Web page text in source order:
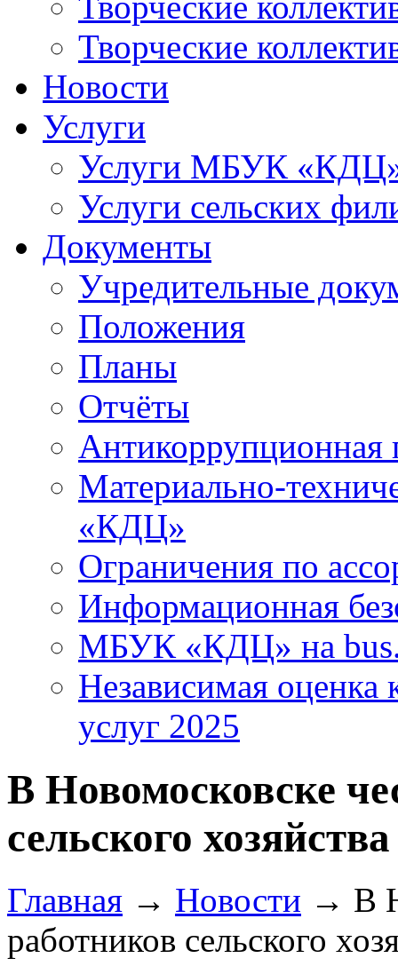
Творческие
Новости
Услуги
Услуги МБУК
Услуги сельских
Документы
Учредительные
Положения
Планы
Отчёты
Антикоррупционная
Материально-
«КДЦ»
Ограничения по
Информационная
МБУК «КДЦ» на
Независимая оценка
услуг 2025
В Новомосковске
сельского хозяйства
Главная → Новости → В
работников сельского